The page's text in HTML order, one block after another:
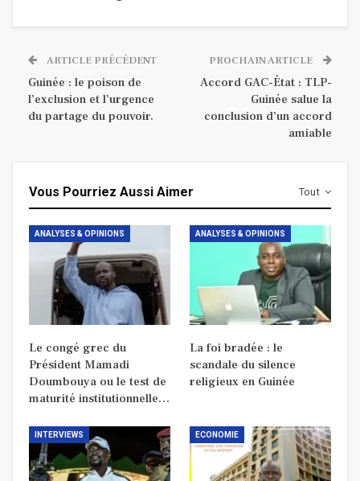
ARTICLE PRÉCÉDENT
Guinée : le poison de
l’exclusion et l’urgence
du partage du pouvoir.
PROCHAIN ARTICLE
Accord GAC-État : TLP-
Guinée salue la
conclusion d’un accord
amiable
Tout
Vous Pourriez Aussi Aimer
ANALYSES & OPINIONS
Le congé grec du
Président Mamadi
Doumbouya ou le test de
maturité institutionnelle…
ANALYSES & OPINIONS
La foi bradée : le
scandale du silence
religieux en Guinée
INTERVIEWS ECONOMIE